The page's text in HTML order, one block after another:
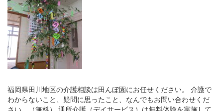
福岡県田川地区の介護相談は田んぼ園にお任せください。 介護で
わからないこと、疑問に思ったこと、なんでもお問い合わせくだ